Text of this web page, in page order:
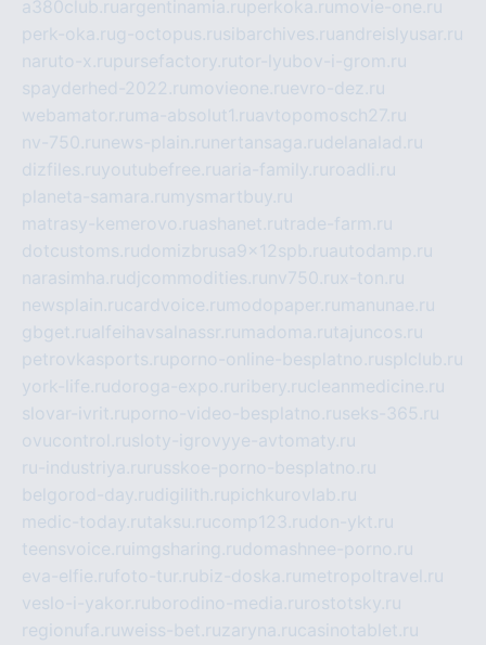
a380club.ruargentinamia.ruperkoka.ru movie-one.ru
perk-oka.rug-octopus.rusibarchives.ruandreislyusar.ru
naruto-x.rupursefactory.rutor-lyubov-i-grom.ru
spayderhed-2022.ru movieone.ruevro-dez.ru
webamator.ru ma-absolut1.ruavtopomosch27.ru
nv-750.ru news-plain.ru nertansaga.rudelanalad.ru
dizfiles.ruyoutubefree.ruaria-family.ru roadli.ru
planeta-samara.ru mysmartbuy.ru
matrasy-kemerovo.ruashanet.rutrade-farm.ru
dotcustoms.rudomizbrusa9x12spb.ruautodamp.ru
narasimha.rudjcommodities.ru nv750.rux-ton.ru
newsplain.rucardvoice.ru modopaper.ru manunae.ru
gbget.rualfeihavsalnassr.ru madoma.rutajuncos.ru
petrovkasports.ruporno-online-besplatno.rusplclub.ru
york-life.rudoroga-expo.ru ribery.rucleanmedicine.ru
slovar-ivrit.ruporno-video-besplatno.ruseks-365.ru
ovucontrol.rusloty-igrovyye-avtomaty.ru
ru-industriya.ru russkoe-porno-besplatno.ru
belgorod-day.rudigilith.rupichkurovlab.ru
medic-today.rutaksu.rucomp123.rudon-ykt.ru
teensvoice.ru imgsharing.rudomashnee-porno.ru
eva-elfie.rufoto-tur.rubiz-doska.ru metropoltravel.ru
veslo-i-yakor.ruborodino-media.ru rostotsky.ru
regionufa.ruweiss-bet.ruzaryna.rucasinotablet.ru